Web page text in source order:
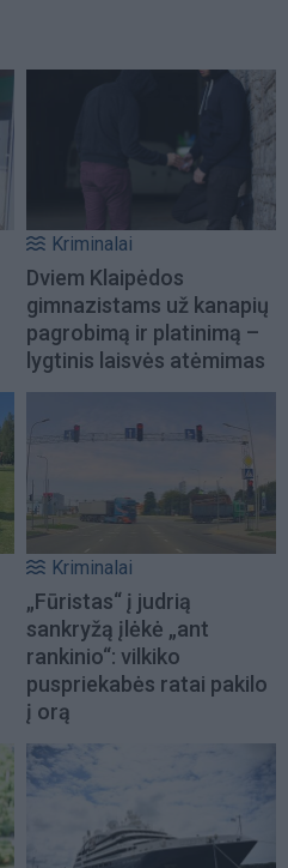
Kriminalai
Dviem Klaipėdos
gimnazistams už kanapių
pagrobimą ir platinimą –
lygtinis laisvės atėmimas
Kriminalai
„Fūristas“ į judrią
sankryžą įlėkė „ant
rankinio“: vilkiko
puspriekabės ratai pakilo
į orą